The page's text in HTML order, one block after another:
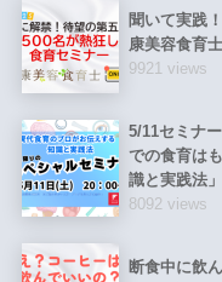
聞いて実践
康美容食育士
9921 views
5/11セミナ
での食育は
識と実践法」
8092 views
断食中に飲